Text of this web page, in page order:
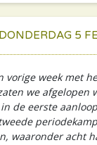
5
vorige week met
we afgelopen
de eerste
waaronder acht